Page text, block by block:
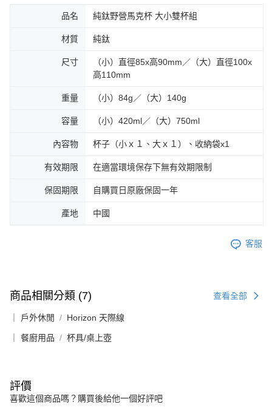
品名 純鈦野營馬克杯 大小雙杯組
材質 純鈦
尺寸
（小）直徑85x高90mm／（大）直徑100x
高110mm
重量 （小）84g／（大）140g
容量 （小）420ml／（大）750ml
內容物 杯子（小ｘ１、大ｘ１）、收納袋x1
有效期限 在適當環境保存下無有效期限制
保固期限 自購買日原廠保固一年
產地 中國
客服
商品相關分類 (7) 查看全部
｜ 戶外休閒 Horizon 天際線
｜ 餐廚用品 杯具/桌上壺
評價
喜歡這個商品嗎？購買後給他一個好評吧